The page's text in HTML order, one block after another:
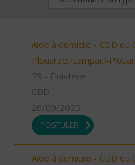
Aide à domicile - CDD ou
Plouarzel/Lampaul-
29 - Finistère
CDD
26/09/2025
POSTULER
Aide à domicile - CDD ou